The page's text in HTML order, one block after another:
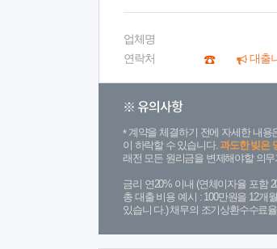
업체명
연락처
대출
※ 유의사항
계약을 체결하기 전에 자세한 내
이 하락할 수 있습니다.과도한 빚은
래전 모든 원리금을 변제해야할 의
금리 연20% 이내 (연체이자율 포함
총 대출 비용 예시 : 100만원을 12개
있습니 다.) 채무의 조기상환수수료